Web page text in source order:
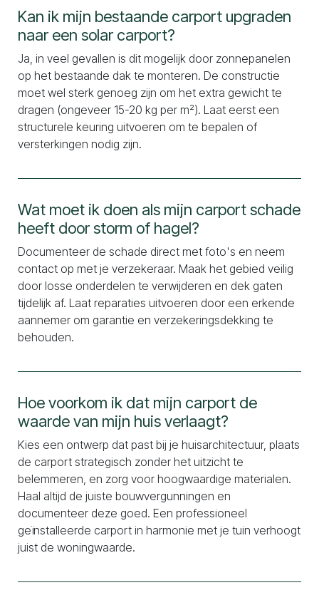
Kan ik mijn bestaande carport upgraden
naar een solar carport?
Ja, in veel gevallen is dit mogelijk door zonnepanelen
op het bestaande dak te monteren. De constructie
moet wel sterk genoeg zijn om het extra gewicht te
dragen (ongeveer 15-20 kg per m²). Laat eerst een
structurele keuring uitvoeren om te bepalen of
versterkingen nodig zijn.
Wat moet ik doen als mijn carport schade
heeft door storm of hagel?
Documenteer de schade direct met foto's en neem
contact op met je verzekeraar. Maak het gebied veilig
door losse onderdelen te verwijderen en dek gaten
tijdelijk af. Laat reparaties uitvoeren door een erkende
aannemer om garantie en verzekeringsdekking te
behouden.
Hoe voorkom ik dat mijn carport de
waarde van mijn huis verlaagt?
Kies een ontwerp dat past bij je huisarchitectuur, plaats
de carport strategisch zonder het uitzicht te
belemmeren, en zorg voor hoogwaardige materialen.
Haal altijd de juiste bouwvergunningen en
documenteer deze goed. Een professioneel
geïnstalleerde carport in harmonie met je tuin verhoogt
juist de woningwaarde.